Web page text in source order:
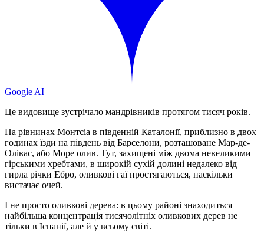
Google AI
Це видовище зустрічало мандрівників протягом тисяч років.
На рівнинах Монтсіа в південній Каталонії, приблизно в двох
годинах їзди на південь від Барселони, розташоване Мар-де-
Олівас, або Море олив. Тут, захищені між двома невеликими
гірськими хребтами, в широкій сухій долині недалеко від
гирла річки Ебро, оливкові гаї простягаються, наскільки
вистачає очей.
І не просто оливкові дерева: в цьому районі знаходиться
найбільша концентрація тисячолітніх оливкових дерев не
тільки в Іспанії, але й у всьому світі.